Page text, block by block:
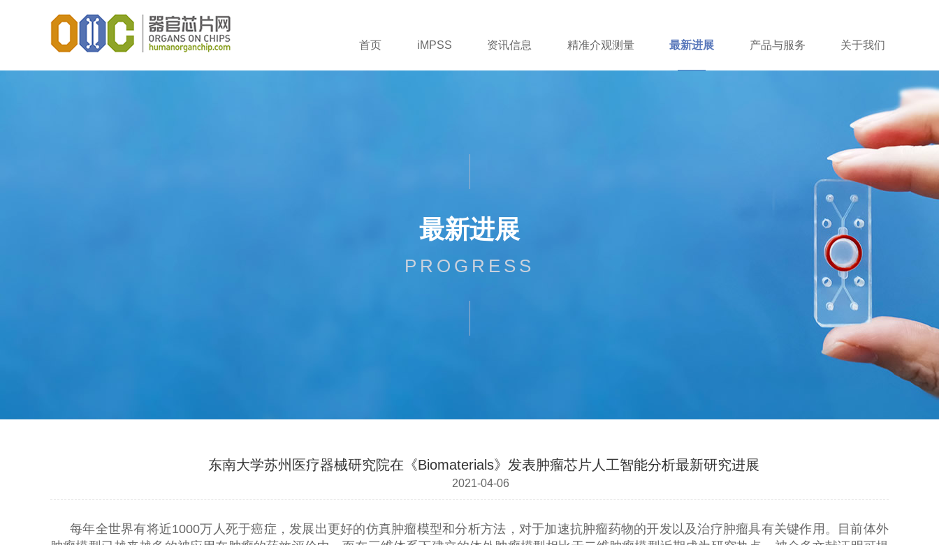
首页 iMPSS 资讯信息 精准介观测量 最新进展 产品与服务 关于我们
最新进展
PROGRESS
东南大学苏州医疗器械研究院在《Biomaterials》发表肿瘤芯片人工智能分析最新研究进展
2021-04-06
每年全世界有将近1000万人死于癌症，发展出更好的仿真肿瘤模型和分析方法，对于加速抗肿瘤药物的开发以及治疗肿瘤具有关键作用。目前体外